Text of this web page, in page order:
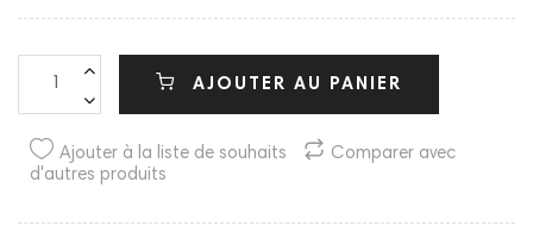
AJOUTER AU PANIER
Ajouter à la liste de souhaits
Comparer avec
d'autres produits